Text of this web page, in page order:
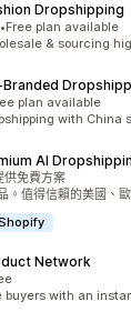
Dropshipping
價
•Free plan available
& sourcing
plan available
with China
AI
供免費方案
。值得信賴的美國、
Network
buyers with an